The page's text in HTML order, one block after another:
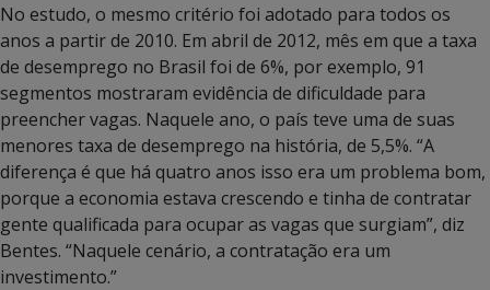
No estudo, o mesmo critério foi adotado para todos os
anos a partir de 2010. Em abril de 2012, mês em que a taxa
de desemprego no Brasil foi de 6%, por exemplo, 91
segmentos mostraram evidência de dificuldade para
preencher vagas. Naquele ano, o país teve uma de suas
menores taxa de desemprego na história, de 5,5%. “A
diferença é que há quatro anos isso era um problema bom,
porque a economia estava crescendo e tinha de contratar
gente qualificada para ocupar as vagas que surgiam”, diz
Bentes. “Naquele cenário, a contratação era um
investimento.”